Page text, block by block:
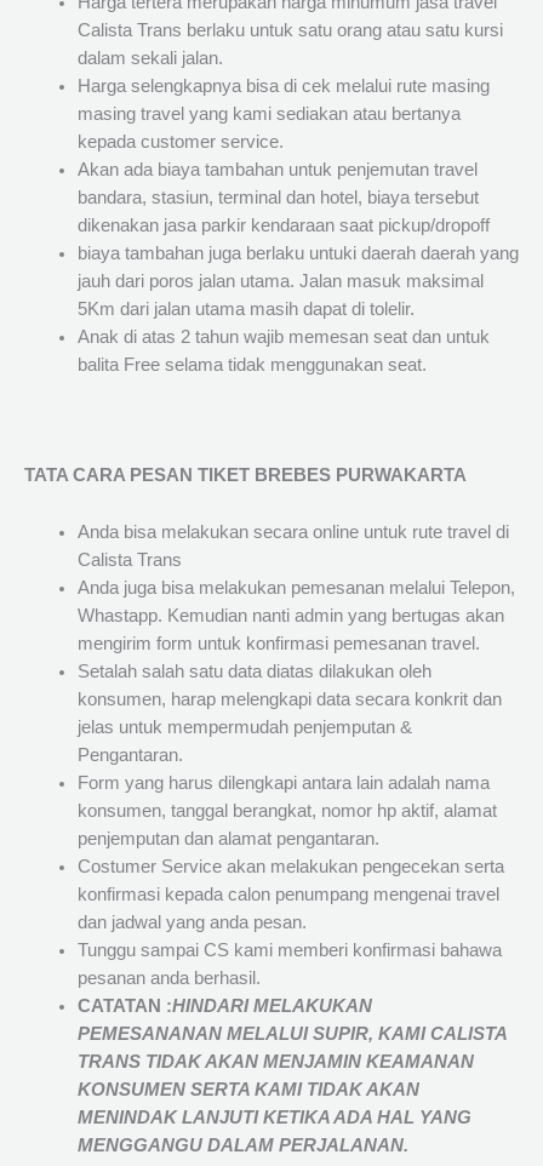
Calista Trans berlaku untuk satu orang atau satu kursi
dalam sekali jalan.
Harga selengkapnya bisa di cek melalui rute masing
masing travel yang kami sediakan atau bertanya
kepada customer service.
Akan ada biaya tambahan untuk penjemutan travel
bandara, stasiun, terminal dan hotel, biaya tersebut
dikenakan jasa parkir kendaraan saat pickup/dropoff
biaya tambahan juga berlaku untuki daerah daerah yang
jauh dari poros jalan utama. Jalan masuk maksimal
5Km dari jalan utama masih dapat di tolelir.
Anak di atas 2 tahun wajib memesan seat dan untuk
balita Free selama tidak menggunakan seat.
TATA CARA PESAN TIKET BREBES PURWAKARTA
Anda bisa melakukan secara online untuk rute travel di
Calista Trans
Anda juga bisa melakukan pemesanan melalui Telepon,
Whastapp. Kemudian nanti admin yang bertugas akan
mengirim form untuk konfirmasi pemesanan travel.
Setalah salah satu data diatas dilakukan oleh
konsumen, harap melengkapi data secara konkrit dan
jelas untuk mempermudah penjemputan &
Pengantaran.
Form yang harus dilengkapi antara lain adalah nama
konsumen, tanggal berangkat, nomor hp aktif, alamat
penjemputan dan alamat pengantaran.
Costumer Service akan melakukan pengecekan serta
konfirmasi kepada calon penumpang mengenai travel
dan jadwal yang anda pesan.
Tunggu sampai CS kami memberi konfirmasi bahawa
pesanan anda berhasil.
CATATAN :HINDARI MELAKUKAN
PEMESANANAN MELALUI SUPIR, KAMICALISTA
TRANSTIDAK AKAN MENJAMINKEAMANAN
KONSUMEN SERTA KAMI TIDAK AKAN
MENINDAK LANJUTI KETIKA ADA HAL YANG
MENGGANGU DALAM PERJALANAN.